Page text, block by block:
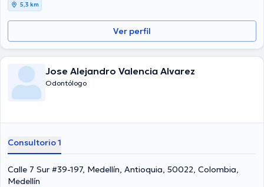
5,3 km
Ver perfil
Jose Alejandro Valencia Alvarez
Odontólogo
Consultorio 1
Calle 7 Sur #39-197, Medellín, Antioquia, 50022, Colombia,
Medellín